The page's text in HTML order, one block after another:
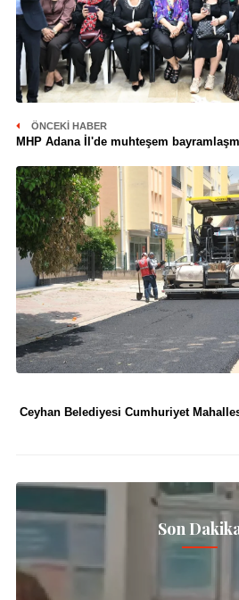
ÖNCEKI HABER
MHP Adana İl'de muhteşem
Ceyhan Belediyesi Cumhuriyet
Son